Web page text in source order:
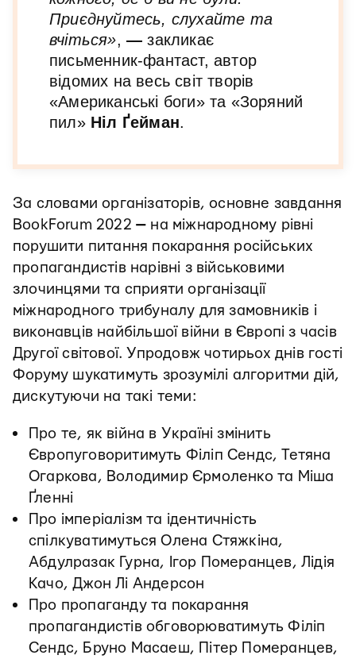
Приєднуйтесь, слухайте та
вчіться»,— закликає
письменник-фантаст, автор
відомих на весь світ творів
«Американські боги» та «Зоряний
пил» Ніл Ґейман.
За словами організаторів, основне завдання
BookForum 2022 — на міжнародному рівні
порушити питання покарання російських
пропагандистів нарівні з військовими
злочинцями та сприяти організації
міжнародного трибуналу для замовників і
виконавців найбільшої війни в Європі з часів
Другої світової. Упродовж чотирьох днів гості
Форуму шукатимуть зрозумілі алгоритми дій,
дискутуючи на такі теми:
Про те, як війна в Україні змінить
Європуговоритимуть Філіп Сендс, Тетяна
Огаркова, Володимир Єрмоленко та Міша
Ґленні
Про імперіалізм та ідентичність
спілкуватимуться Олена Стяжкіна,
Абдулразак Гурна, Ігор Померанцев, Лідія
Качо, Джон Лі Андерсон
Про пропаганду та покарання
пропагандистів обговорюватимуть Філіп
Сендс, Бруно Масаеш, Пітер Померанцев,